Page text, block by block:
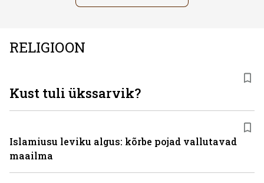
RELIGIOON
Kust tuli ükssarvik?
Islamiusu leviku algus: kõrbe pojad vallutavad
maailma